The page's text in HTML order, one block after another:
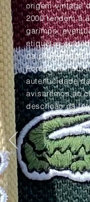
origem vintage
2000 tendem à
garimpo,
etiquetas ou
da peça
Porém, se
autenticidade
avisaremos ao
descrição da